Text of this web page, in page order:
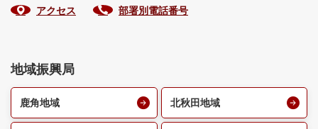
アクセス 部署別電話番号
地域振興局
鹿角地域 北秋田地域